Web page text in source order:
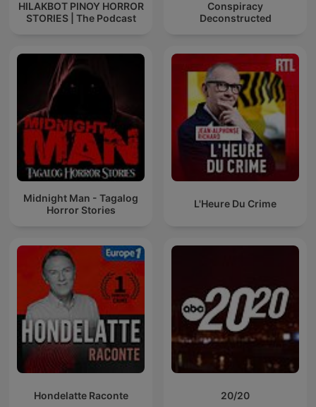
HILAKBOT PINOY HORROR
STORIES | The Podcast
Conspiracy
Deconstructed
Midnight Man - Tagalog
Horror Stories
L'Heure Du Crime
Hondelatte Raconte 20/20